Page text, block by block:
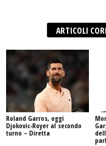
ARTICOLI
Roland Garros, oggi
Djokovic-Royer al secondo
turno – Diretta